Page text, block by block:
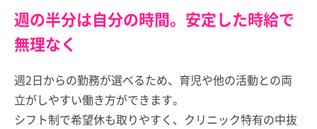
週の半分は自分の時間。安定した時給で
無理なく
週2日からの勤務が選べるため、育児や他の活動との両
立がしやすい働き方ができます。
シフト制で希望休も取りやすく、クリニック特有の中抜